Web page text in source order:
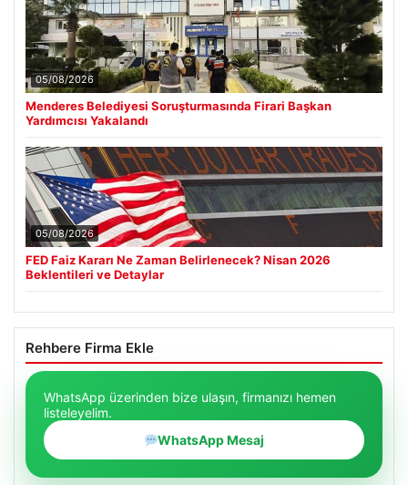
05/08/2026
Menderes Belediyesi Soruşturmasında Firari Başkan
Yardımcısı Yakalandı
05/08/2026
FED Faiz Kararı Ne Zaman Belirlenecek? Nisan 2026
Beklentileri ve Detaylar
Rehbere Firma Ekle
WhatsApp üzerinden bize ulaşın, firmanızı hemen
listeleyelim.
WhatsApp Mesaj